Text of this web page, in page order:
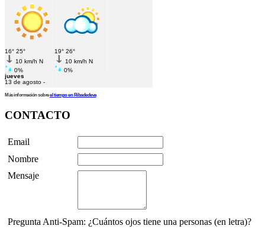
Más información sobreel tiempo en Ribadedeva
CONTACTO
Email
Nombre
Mensaje
Pregunta Anti-Spam: ¿Cuántos ojos tiene una personas (en letra)?